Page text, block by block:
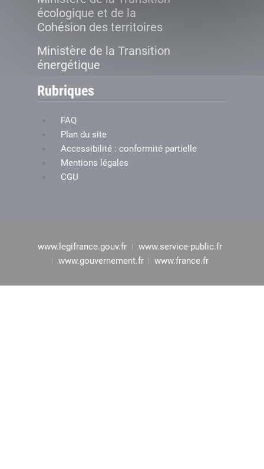
écologique et de la
Cohésion des territoires
Ministère de la Transition
énergétique
Rubriques
FAQ
Plan du site
Accessibilité : conformité partielle
Mentions légales
CGU
www.legifrance.gouv.fr
www.service-public.fr
www.gouvernement.fr
www.france.fr